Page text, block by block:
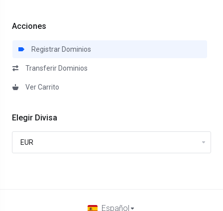
Acciones
Registrar Dominios
Transferir Dominios
Ver Carrito
Elegir Divisa
Español